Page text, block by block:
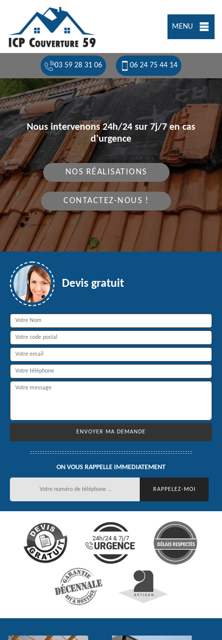
MENU
03 59 28 31 06 06 24 75 44 14
Nous intervenons 24h/24 sur 7j/7 en cas
d'urgence
NOS RÉALISATIONS
CONTACTEZ-NOUS !
Devis gratuit
ON VOUS RAPPELLE IMMEDIATEMENT